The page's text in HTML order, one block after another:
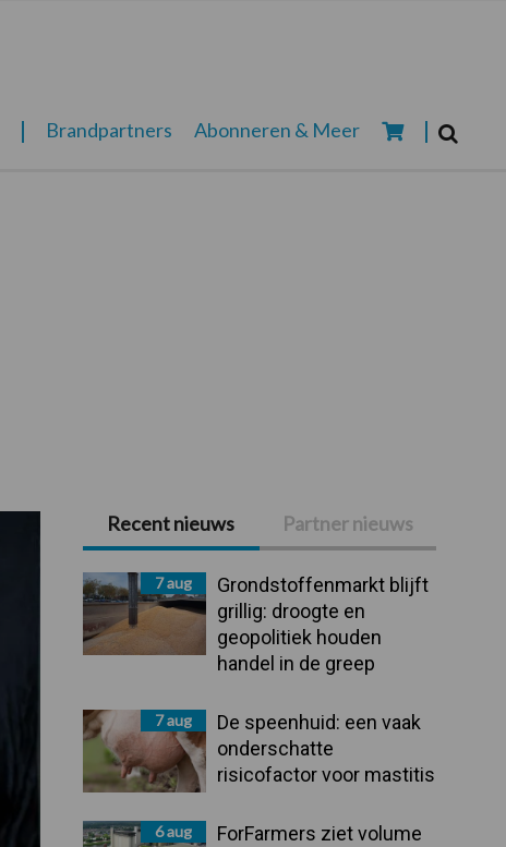
Brandpartners Abonneren & Meer
Primaire
Sidebar
Recent nieuws Partner nieuws
7 aug
Grondstoffenmarkt blijft
grillig: droogte en
geopolitiek houden
handel in de greep
7 aug
De speenhuid: een vaak
onderschatte
risicofactor voor mastitis
6 aug
ForFarmers ziet volume